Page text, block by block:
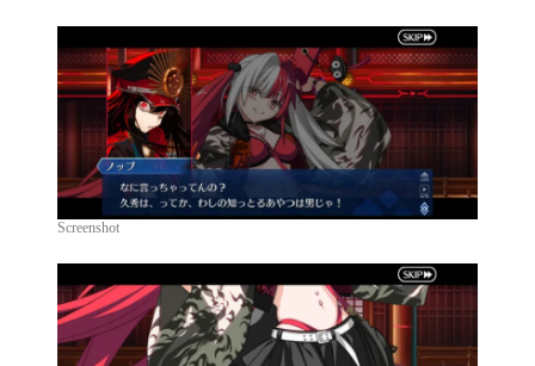
Screenshot